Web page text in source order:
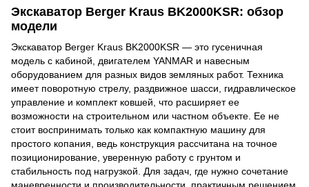
Экскаватор Berger Kraus BK2000KSR: обзор
модели
Экскаватор Berger Kraus BK2000KSR — это гусеничная
модель с кабиной, двигателем YANMAR и навесным
оборудованием для разных видов земляных работ. Техника
имеет поворотную стрелу, раздвижное шасси, гидравлическое
управление и комплект ковшей, что расширяет ее
возможности на строительном или частном объекте. Ее не
стоит воспринимать только как компактную машину для
простого копания, ведь конструкция рассчитана на точное
позиционирование, уверенную работу с грунтом и
стабильность под нагрузкой. Для задач, где нужно сочетание
маневренности и производительности, практичным решением